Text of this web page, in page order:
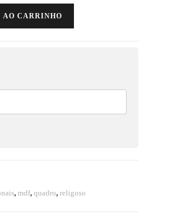
CARRINHO
, mdf, quadro, religoso